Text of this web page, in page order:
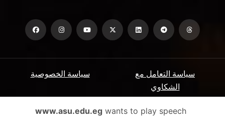
سياسة الخصوصية
سياسة التعامل مع
الشكاوي
الأسئلة الشائعة ميثاق المتعاملين www.asu.edu.egwants to play speech